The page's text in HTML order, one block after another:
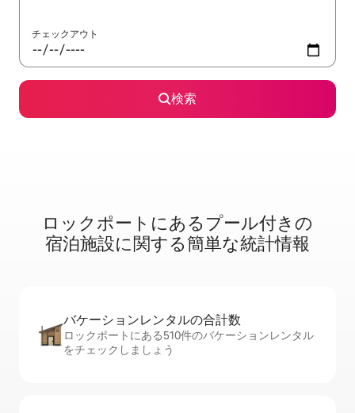
チェックアウト
検索
ロックポートに⁠あ⁠るプ⁠ー⁠ル⁠付⁠き⁠の
宿⁠泊⁠施⁠設⁠に関⁠す⁠る簡⁠単⁠な統⁠計⁠情⁠報
バケーションレ⁠ン⁠タ⁠ル⁠の合⁠計⁠数
ロックポートにある510件のバケーションレンタル
をチェックしましょう